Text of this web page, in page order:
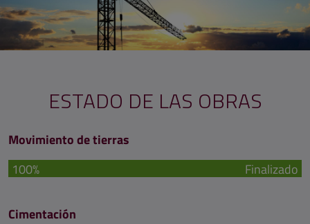
ESTADO DE LAS OBRAS
Movimiento de tierras
100%
Finalizado
Cimentación